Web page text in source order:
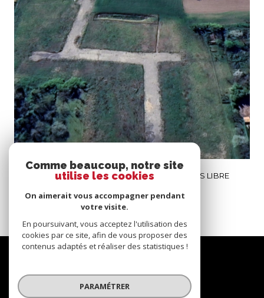
voir le bien
Replonges (01750)
TERRAINS VIABILISES PLEIN CENTRE REPLONGES LIBRE
Nous
Comme beaucoup, notre site
utilise les cookies
On aimerait vous accompagner pendant
votre visite.
En poursuivant, vous acceptez l'utilisation des
cookies par ce site, afin de vous proposer des
contenus adaptés et réaliser des statistiques !
PARAMÉTRER